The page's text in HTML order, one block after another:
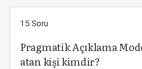
15.Soru
Pragmatik Açıklama
atan kişi kimdir?